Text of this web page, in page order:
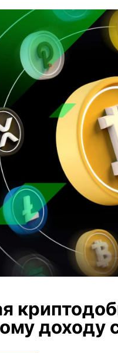
доходу